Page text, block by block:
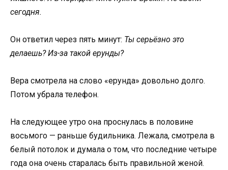
сегодня.
Он ответил через пять минут: Ты серьёзно это
делаешь? Из-за такой ерунды?
Вера смотрела на слово «ерунда» довольно долго.
Потом убрала телефон.
На следующее утро она проснулась в половине
восьмого — раньше будильника. Лежала, смотрела в
белый потолок и думала о том, что последние четыре
года она очень старалась быть правильной женой.